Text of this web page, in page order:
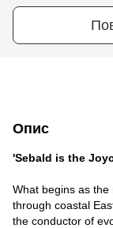
Опис
'Sebald is the
What begins as
through coastal
the conductor of